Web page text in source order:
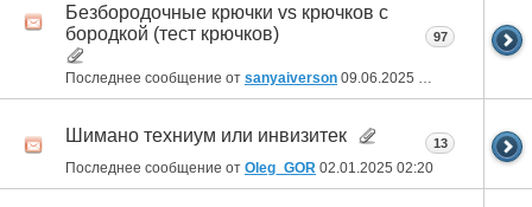
Безбородочные крючки vs крючков с
бородкой (тест крючков)
Последнее сообщение от sanyaiverson 09.06.2025
97
Шимано техниум или инвизитек
Последнее сообщение от Oleg_GOR 02.01.2025 02:20
13